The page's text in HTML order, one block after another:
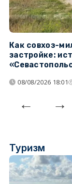
Как совхоз-
застройке:
08/08/2026 18:01
Туризм